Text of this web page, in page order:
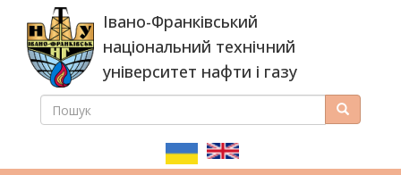
основного
вмісту
Івано-Франківський
національний технічний
університет нафти і газу
ПОШУКОВА
ПОШУК Пошук